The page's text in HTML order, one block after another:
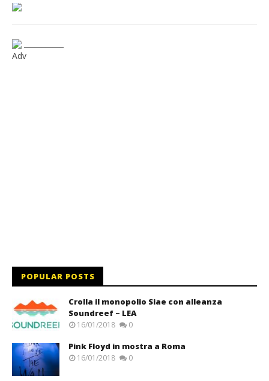
Adv
POPULAR POSTS
Crolla il monopolio Siae con alleanza
Soundreef – LEA
16/01/2018 0
Pink Floyd in mostra a Roma
16/01/2018 0